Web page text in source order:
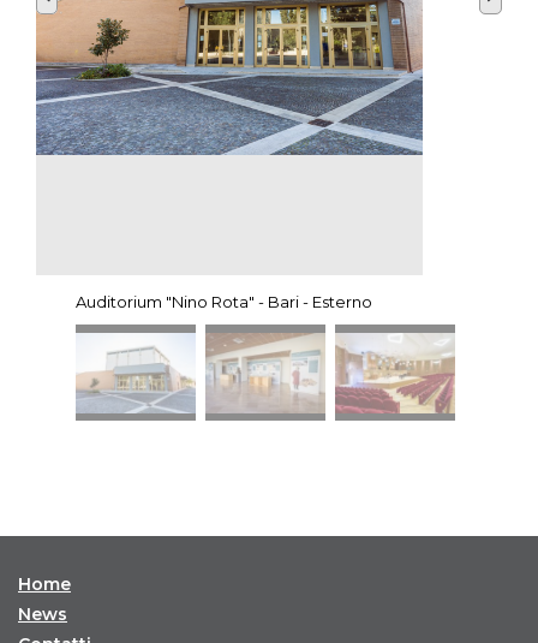
Auditorium "Nino Rota" - Bari - Esterno
Home
News